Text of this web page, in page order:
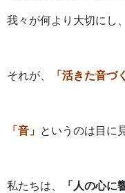
我々が何より大切にし
それが、 「活きた音づ
「音」 というのは目に
私たちは、 「人の心に